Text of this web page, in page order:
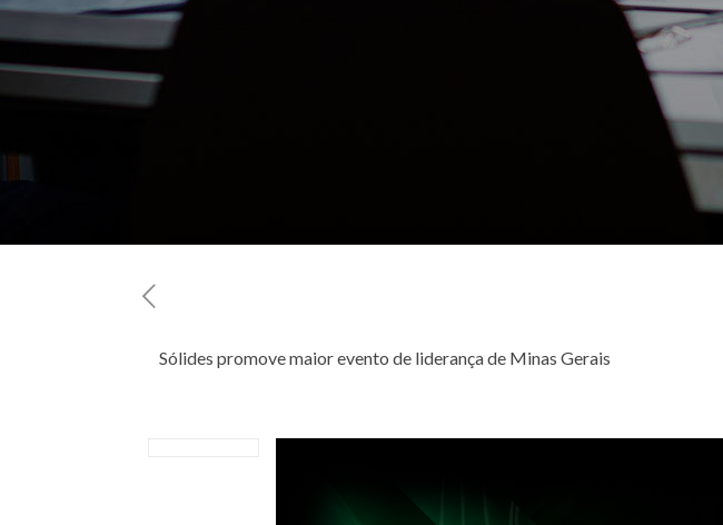
Sólides promove maior evento de liderança de Minas Gerais